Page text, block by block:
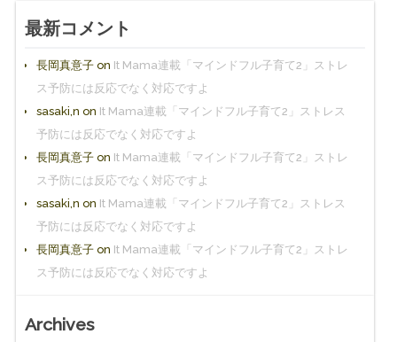
最新コメント
長岡真意子on It Mama連載「マインドフル子育て2」ストレ
ス予防には反応でなく対応ですよ
sasaki,n on It Mama連載「マインドフル子育て2」ストレス
予防には反応でなく対応ですよ
長岡真意子on It Mama連載「マインドフル子育て2」ストレ
ス予防には反応でなく対応ですよ
sasaki,n on It Mama連載「マインドフル子育て2」ストレス
予防には反応でなく対応ですよ
長岡真意子on It Mama連載「マインドフル子育て2」ストレ
ス予防には反応でなく対応ですよ
Archives